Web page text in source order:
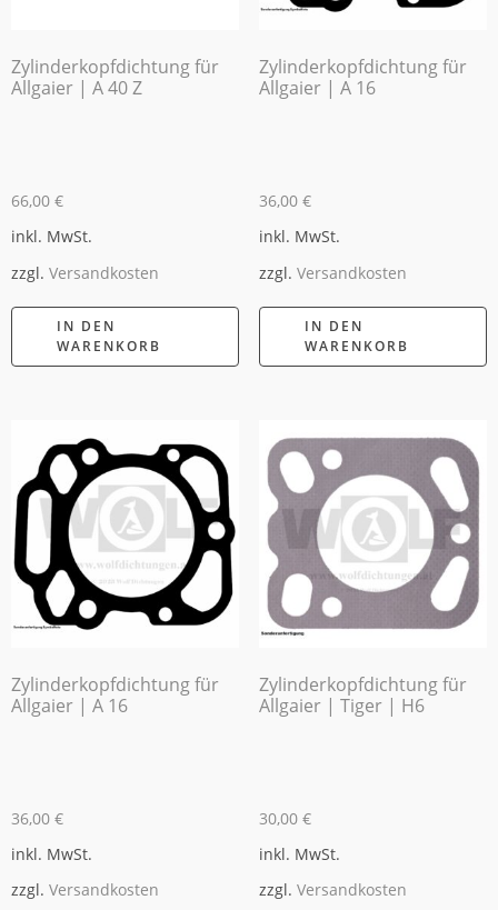
Zylinderkopfdichtung für
Allgaier | A 40 Z
66,00 €
inkl. MwSt.
zzgl. Versandkosten
IN DEN
WARENKORB
Zylinderkopfdichtung für
Allgaier | A 16
36,00 €
inkl. MwSt.
zzgl. Versandkosten
IN DEN
WARENKORB
Zylinderkopfdichtung für
Allgaier | A 16
36,00 €
inkl. MwSt.
zzgl. Versandkosten
Zylinderkopfdichtung für
Allgaier | Tiger | H6
30,00 €
inkl. MwSt.
zzgl. Versandkosten